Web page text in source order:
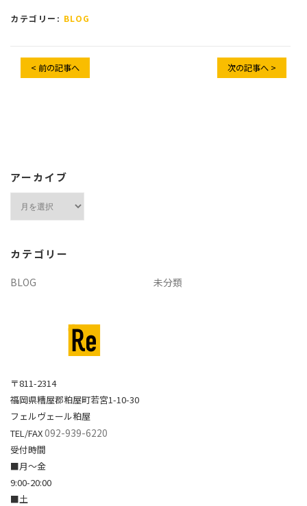
カテゴリー: BLOG
< 前の記事へ 次の記事へ >
アーカイブ
ブ
カテゴリー
BLOG 未分類
〒811-2314
福岡県糟屋郡粕屋町若宮1-10-30
フェルヴェール粕屋
TEL/FAX092-939-6220
受付時間
■月～金
9:00-20:00
■土